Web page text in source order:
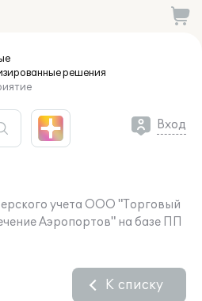
решения
Вход
учета ООО "Торговый
Аэропортов" на базе ПП
К списку